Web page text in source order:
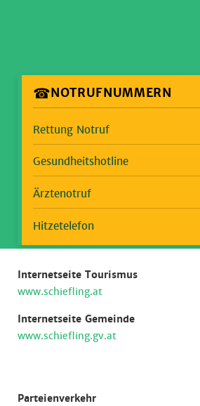
☎NOTRUFNUMMERN
Rettung Notruf
Gesundheitshotline
Ärztenotruf
Hitzetelefon
Internetseite Tourismus
www.schiefling.at
Internetseite Gemeinde
www.schiefling.gv.at
Parteienverkehr